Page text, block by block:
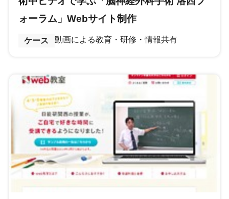
ォーラム」Webサイト制作
ケース 動画による教育・研修・情報共有